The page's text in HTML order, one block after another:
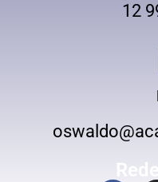
12